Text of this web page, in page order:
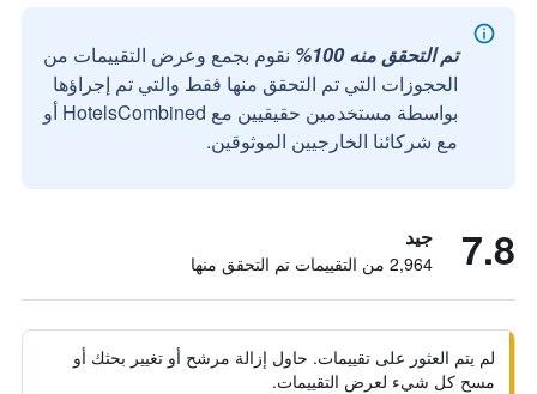
تم التحقق منه 100%
نقوم بجمع وعرض التقييمات من
الحجوزات التي تم التحقق منها فقط والتي تم إجراؤها
بواسطة مستخدمين حقيقيين مع HotelsCombined أو
مع شركائنا الخارجيين الموثوقين.
7.8 جيد
2,964 من التقييمات تم التحقق منها
لم يتم العثور على تقييمات. حاول إزالة مرشح أو تغيير بحثك أو
مسح كل شيء لعرض التقييمات.